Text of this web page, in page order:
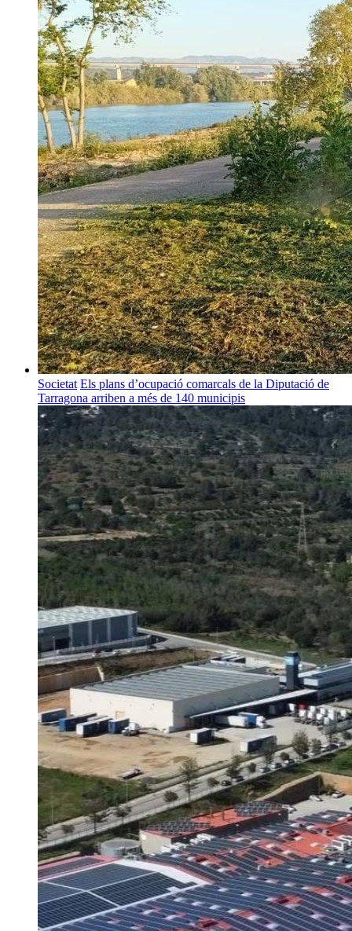
Societat Els plans d’ocupació comarcals de la Diputació de
Tarragona arriben a més de 140 municipis